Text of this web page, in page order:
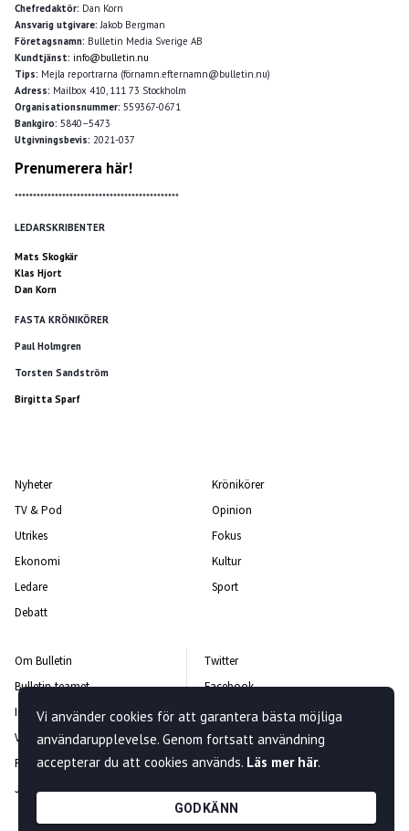
Chefredaktör: Dan Korn
Ansvarig utgivare: Jakob Bergman
Företagsnamn: Bulletin Media Sverige AB
Kundtjänst: info@bulletin.nu
Tips: Mejla reportrarna (förnamn.efternamn@bulletin.nu)
Adress: Mailbox 410, 111 73 Stockholm
Organisationsnummer: 559367-0671
Bankgiro: 5840–5473
Utgivningsbevis: 2021-037
Prenumerera här!
*********************************************
LEDARSKRIBENTER
Mats Skogkär
Klas Hjort
Dan Korn
FASTA KRÖNIKÖRER
Paul Holmgren
Torsten Sandström
Birgitta Sparf
Nyheter
TV & Pod
Utrikes
Ekonomi
Ledare
Debatt
Krönikörer
Opinion
Fokus
Kultur
Sport
Om Bulletin
Bulletin-teamet
Integritetspolicy
Vanliga frågor och svar
Rättelsepolicy
Jobba hos oss
Twitter
Facebook
Instagram
Kontakta oss
Nyhetsbrev
Vi använder cookies för att garantera bästa möjliga
användarupplevelse. Genom fortsatt användning
accepterar du att cookies används. Läs mer här.
GODKÄNN